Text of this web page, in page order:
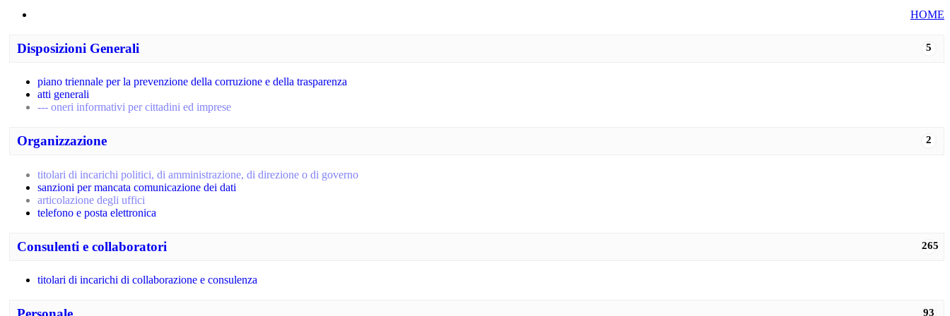
HOME
5
Disposizioni Generali
piano triennale per la prevenzione della corruzione e della trasparenza
atti generali
--- oneri informativi per cittadini ed imprese
2
Organizzazione
titolari di incarichi politici, di amministrazione, di direzione o di governo
sanzioni per mancata comunicazione dei dati
articolazione degli uffici
telefono e posta elettronica
265
Consulenti e collaboratori
titolari di incarichi di collaborazione e consulenza
93